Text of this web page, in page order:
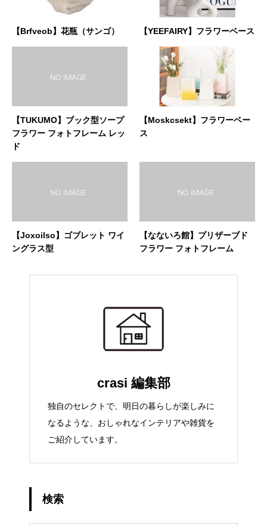
【Brfveob】花瓶（サンゴ） 【YEEFAIRY】フラワーベース
【TUKUMO】ブック型ソープ
フラワー フォトフレーム レッ
ド
【Moskcsekt】フラワーベー
ス
【Joxoilso】ゴブレット ワイ
ングラス型
【なないろ館】プリザーブド
フラワー フォトフレーム
crasi 編集部
独自のセレクトで、明日の暮らしが楽しみに
なるような、おしゃれなインテリアや雑貨を
ご紹介しています。
検索